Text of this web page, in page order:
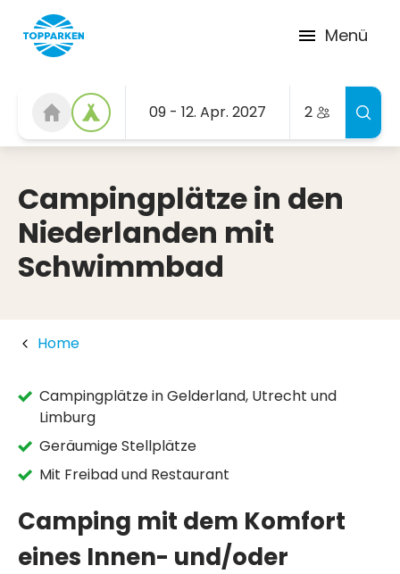
Menü
09 - 12. Apr. 2027 2
Campingplätze in den
Niederlanden mit
Schwimmbad
Home
Campingplätze in Gelderland, Utrecht und
Limburg
Geräumige Stellplätze
Mit Freibad und Restaurant
Camping mit dem Komfort
eines Innen- und/oder